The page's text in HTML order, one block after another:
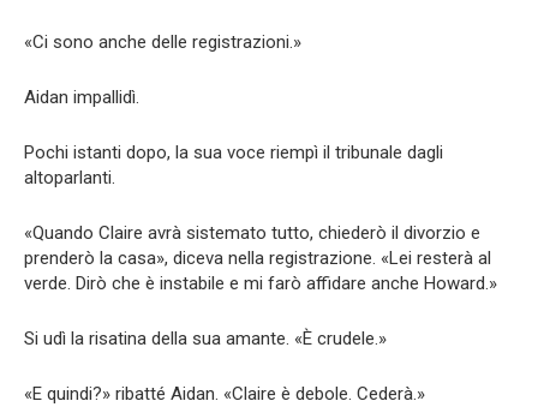
«Ci sono anche delle registrazioni.»
Aidan impallidì.
Pochi istanti dopo, la sua voce riempì il tribunale dagli
altoparlanti.
«Quando Claire avrà sistemato tutto, chiederò il divorzio e
prenderò la casa», diceva nella registrazione. «Lei resterà al
verde. Dirò che è instabile e mi farò affidare anche Howard.»
Si udì la risatina della sua amante. «È crudele.»
«E quindi?» ribatté Aidan. «Claire è debole. Cederà.»